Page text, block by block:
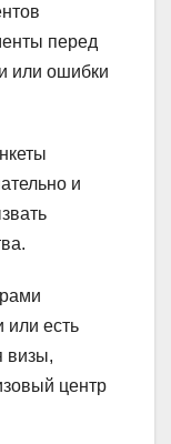
перед
или ошибки
и
или есть
визы,
центр